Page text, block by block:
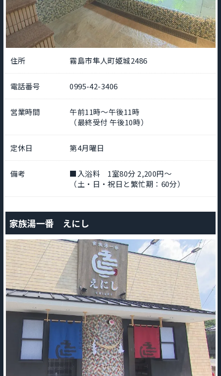
住所 霧島市隼人町姫城2486
電話番号 0995-42-3406
営業時間
午前11時～午後11時
（最終受付 午後10時）
定休日 第4月曜日
備考
■入浴料 1室80分 2,200円～
（土・日・祝日と繁忙期：60分）
家族湯一番 えにし